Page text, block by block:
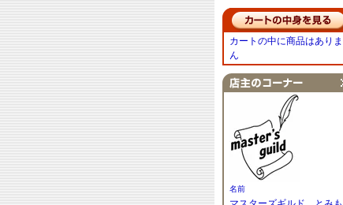
カートの中に商品はあり
ん
名前